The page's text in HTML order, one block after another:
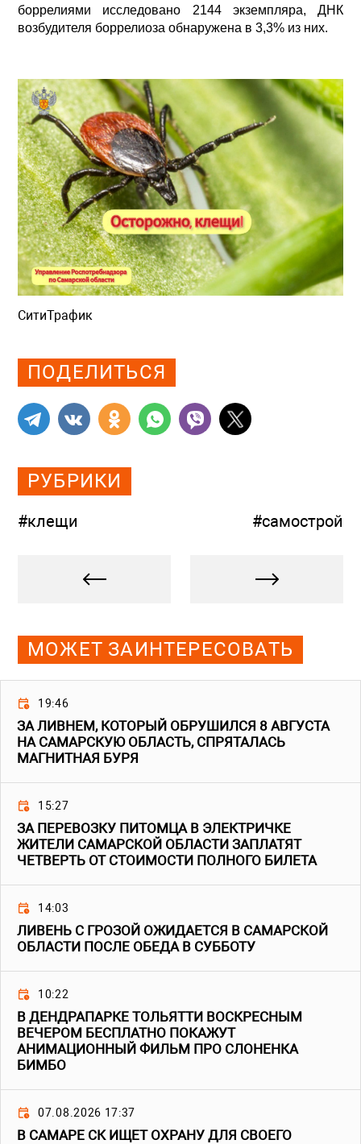
боррелиями исследовано 2144 экземпляра, ДНК
возбудителя боррелиоза обнаружена в 3,3% из них.
СитиТрафик
ПОДЕЛИТЬСЯ
РУБРИКИ
#клещи #самострой
МОЖЕТ ЗАИНТЕРЕСОВАТЬ
19:46
ЗА ЛИВНЕМ, КОТОРЫЙ ОБРУШИЛСЯ 8 АВГУСТА
НА САМАРСКУЮ ОБЛАСТЬ, СПРЯТАЛАСЬ
МАГНИТНАЯ БУРЯ
15:27
ЗА ПЕРЕВОЗКУ ПИТОМЦА В ЭЛЕКТРИЧКЕ
ЖИТЕЛИ САМАРСКОЙ ОБЛАСТИ ЗАПЛАТЯТ
ЧЕТВЕРТЬ ОТ СТОИМОСТИ ПОЛНОГО БИЛЕТА
14:03
ЛИВЕНЬ С ГРОЗОЙ ОЖИДАЕТСЯ В САМАРСКОЙ
ОБЛАСТИ ПОСЛЕ ОБЕДА В СУББОТУ
10:22
В ДЕНДРАПАРКЕ ТОЛЬЯТТИ ВОСКРЕСНЫМ
ВЕЧЕРОМ БЕСПЛАТНО ПОКАЖУТ
АНИМАЦИОННЫЙ ФИЛЬМ ПРО СЛОНЕНКА
БИМБО
07.08.2026 17:37
В САМАРЕ СК ИЩЕТ ОХРАНУ ДЛЯ СВОЕГО